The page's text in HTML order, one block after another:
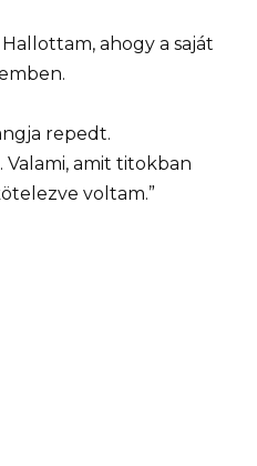
ahogy a saját
repedt.
Valami, amit titokban
voltam.”